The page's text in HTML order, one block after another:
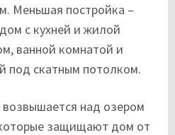
Меньшая постройка –
с кухней и жилой
ванной комнатой и
под скатным потолком.
над озером
защищают дом от